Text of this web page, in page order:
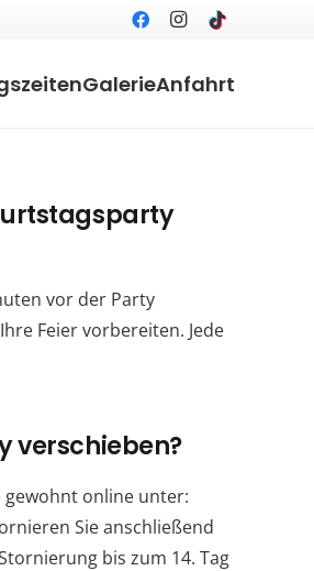
GalerieAnfahrt
vor der Party
Feier vorbereiten. Jede
verschieben?
gewohnt online unter:
Sie anschließend
bis zum 14. Tag